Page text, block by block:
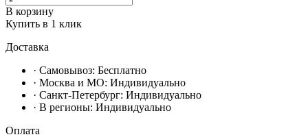
В корзину
Купить в 1 клик
Доставка
· Самовывоз: Бесплатно
· Москвa и МО: Индивидуально
· Санкт-Петербург: Индивидуально
· В регионы: Индивидуально
Оплата